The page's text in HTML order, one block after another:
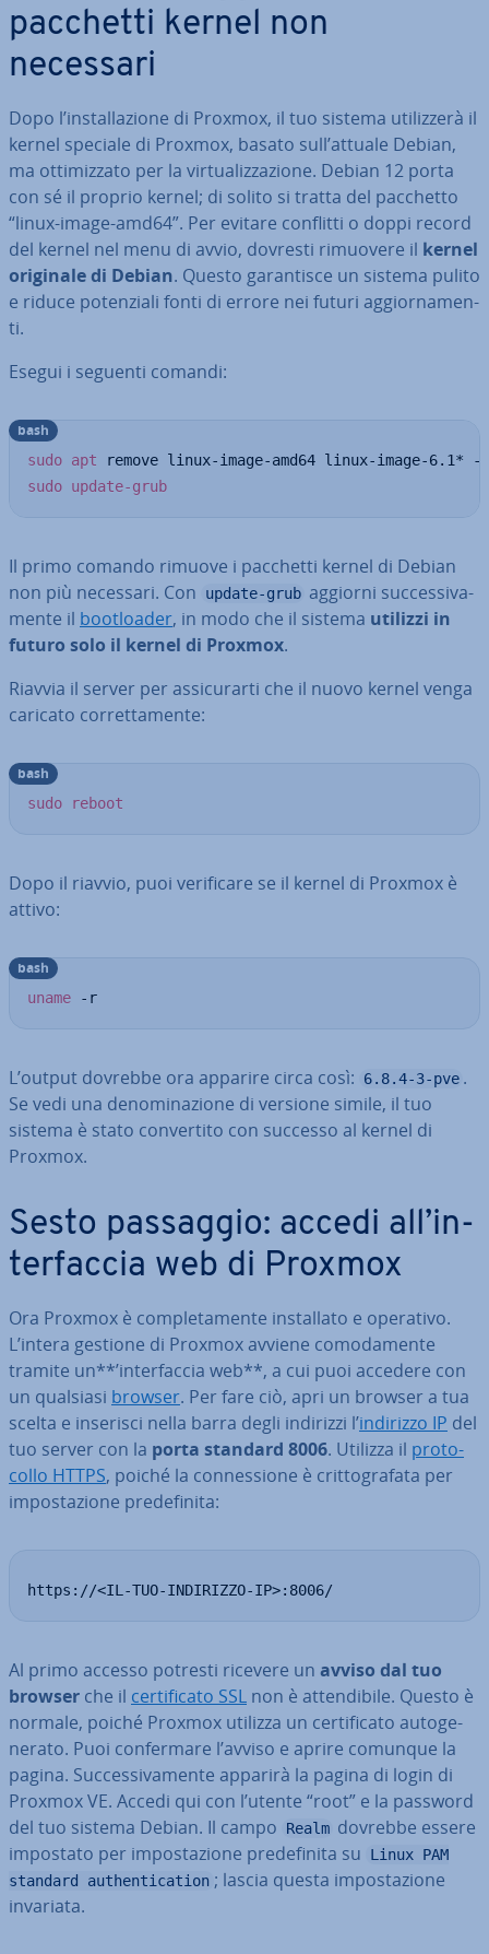
pacchetti kernel non
necessari
Dopo l’in­stal­la­zio­ne di Proxmox, il tuo sistema uti­liz­ze­rà il
kernel speciale di Proxmox, basato sull’attuale Debian,
ma ot­ti­miz­za­to per la vir­tua­liz­za­zio­ne. Debian 12 porta
con sé il proprio kernel; di solito si tratta del pacchetto
“linux-image-amd64”. Per evitare conflitti o doppi record
del kernel nel menu di avvio, dovresti rimuovere il kernel
originale di Debian. Questo ga­ran­ti­sce un sistema pulito
e riduce po­ten­zia­li fonti di errore nei futuri ag­gior­na­men­
ti.
Esegui i seguenti comandi:
sudo apt
sudo update-grub
bash
Il primo comando rimuove i pacchetti kernel di Debian
non più necessari. Con
update-grub aggiorni suc­ces­si­va­
men­te il boo­tloa­der, in modo che il sistema utilizzi in
futuro solo il kernel di Proxmox.
Riavvia il server per as­si­cu­rar­ti che il nuovo kernel venga
caricato cor­ret­ta­men­te:
sudo reboot
bash
Dopo il riavvio, puoi ve­ri­fi­ca­re se il kernel di Proxmox è
attivo:
uname -r
bash
L’output dovrebbe ora apparire circa così: 6.8.4-3-pve .
Se vedi una de­no­mi­na­zio­ne di versione simile, il tuo
sistema è stato con­ver­ti­to con successo al kernel di
Proxmox.
Sesto passaggio: accedi all’in­
ter­fac­cia web di Proxmox
Ora Proxmox è com­ple­ta­men­te in­stal­la­to e operativo.
L’intera gestione di Proxmox avviene co­mo­da­men­te
tramite un**’in­ter­fac­cia web**, a cui puoi accedere con
un qualsiasi browser. Per fare ciò, apri un browser a tua
scelta e inserisci nella barra degli indirizzi l’indirizzo IP del
tuo server con la porta standard 8006. Utilizza il pro­to­
col­lo HTTPS, poiché la con­nes­sio­ne è crit­to­gra­fa­ta per
im­po­sta­zio­ne pre­de­fi­ni­ta:
https://<IL-TUO-INDIRIZZO-IP>:8006/
Al primo accesso potresti ricevere un avviso dal tuo
browser che il cer­ti­fi­ca­to SSL non è at­ten­di­bi­le. Questo è
normale, poiché Proxmox utilizza un cer­ti­fi­ca­to au­to­ge­
ne­ra­to. Puoi con­fer­ma­re l’avviso e aprire comunque la
pagina. Suc­ces­si­va­men­te apparirà la pagina di login di
Proxmox VE. Accedi qui con l’utente “root” e la password
del tuo sistema Debian. Il campo
Realm dovrebbe essere
impostato per im­po­sta­zio­ne pre­de­fi­ni­ta su
Linux PAM
standard authentication ; lascia questa im­po­sta­zio­ne
invariata.